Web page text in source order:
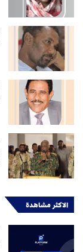
الاكثر مشاهدة